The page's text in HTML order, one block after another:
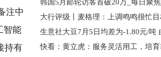
注中
智能
持有
韩国5月邮轮访客首破20万_每日聚焦